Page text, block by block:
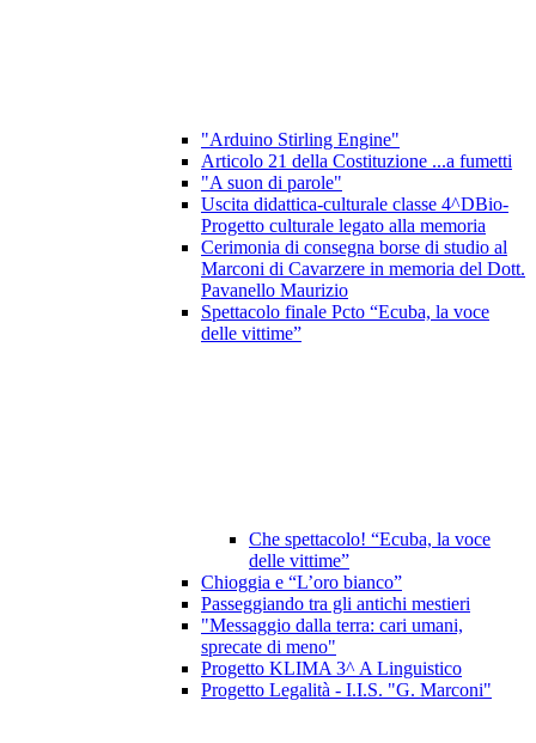
"Arduino Stirling Engine"
Articolo 21 della Costituzione ...a fumetti
"A suon di parole"
Uscita didattica-culturale classe 4^DBio-
Progetto culturale legato alla memoria
Cerimonia di consegna borse di studio al
Marconi di Cavarzere in memoria del Dott.
Pavanello Maurizio
Spettacolo finale Pcto “Ecuba, la voce
delle vittime”
Che spettacolo! “Ecuba, la voce
delle vittime”
Chioggia e “L’oro bianco”
Passeggiando tra gli antichi mestieri
"Messaggio dalla terra: cari umani,
sprecate di meno"
Progetto KLIMA 3^ A Linguistico
Progetto Legalità - I.I.S. "G. Marconi"